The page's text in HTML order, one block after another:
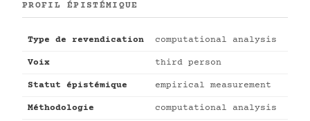
PROFIL ÉPISTÉMIQUE
Type de revendication computational analysis
Voix third person
Statut épistémique empirical measurement
Méthodologie computational analysis